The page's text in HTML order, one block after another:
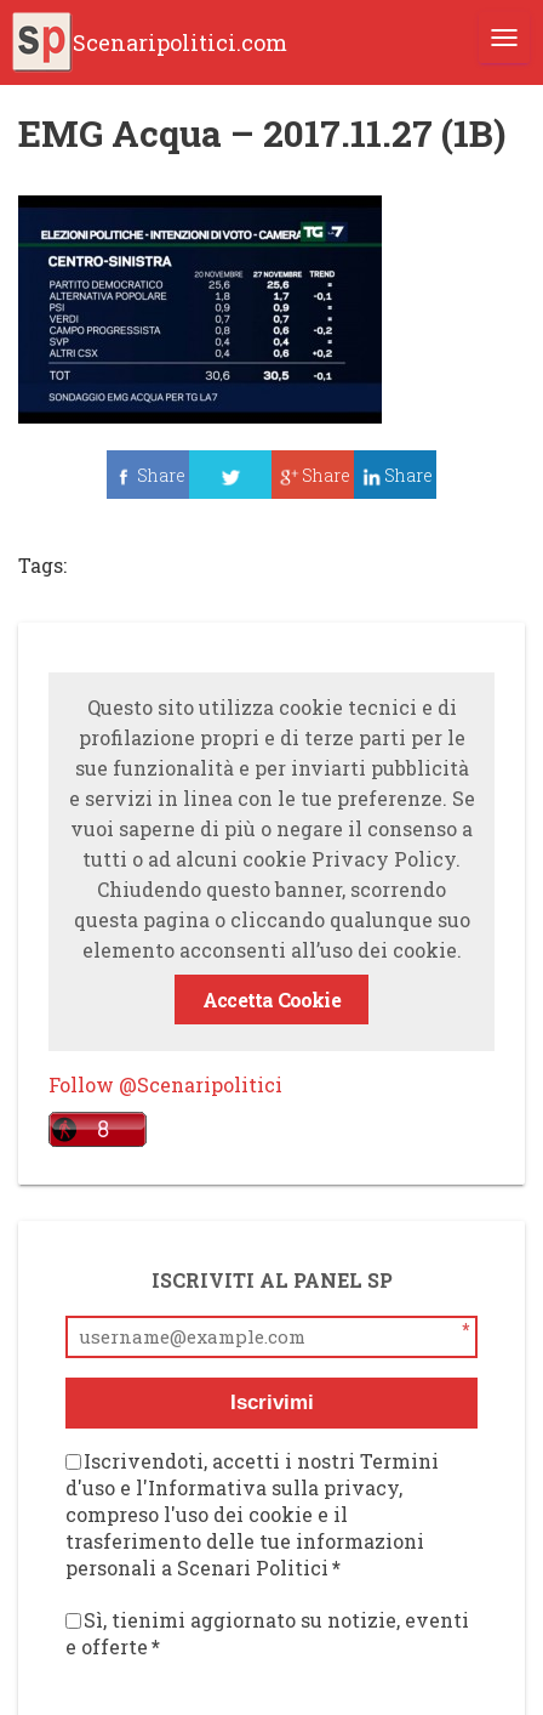
Scenaripolitici.com
EMG Acqua – 2017.11.27 (1B)
Share
Share Share
Tags:
Questo sito utilizza cookie tecnici e di
profilazione propri e di terze parti per le
sue funzionalità e per inviarti pubblicità
e servizi in linea con le tue preferenze. Se
vuoi saperne di più o negare il consenso a
tutti o ad alcuni cookie Privacy Policy.
Chiudendo questo banner, scorrendo
questa pagina o cliccando qualunque suo
elemento acconsenti all’uso dei cookie.
Accetta Cookie
Follow @Scenaripolitici
ISCRIVITI AL PANEL SP
*
Iscrivimi
Iscrivendoti, accetti i nostri Termini
d'uso e l'Informativa sulla privacy,
compreso l'uso dei cookie e il
trasferimento delle tue informazioni
personali a Scenari Politici*
Sì, tienimi aggiornato su notizie, eventi
e offerte*